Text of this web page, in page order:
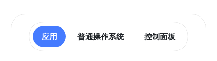
应用 普通操作系统 控制面板